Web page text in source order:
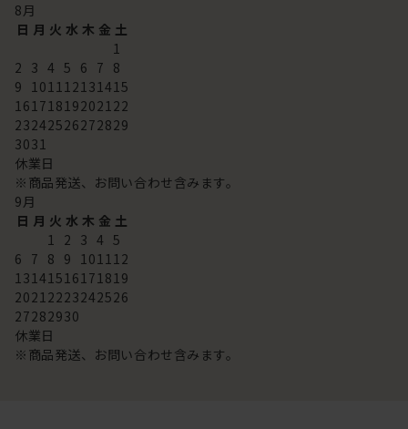
8月
日 月 火 水 木 金 土
1
2 3 4 5 6 7 8
9 101112131415
16171819202122
23242526272829
3031
休業日
※商品発送、お問い合わせ含みます。
9月
日 月 火 水 木 金 土
1 2 3 4 5
6 7 8 9 101112
13141516171819
20212223242526
27282930
休業日
※商品発送、お問い合わせ含みます。